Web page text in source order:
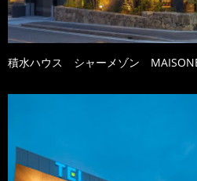
積水ハウス シャーメゾン